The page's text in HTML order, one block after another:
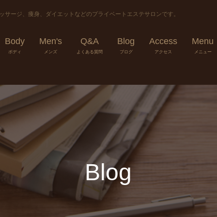
ージ、痩身、ダイエットなどのプライベートエステサロンです。
Body
ボディ
Men's
メンズ
Q&A
よくある質問
Blog
ブログ
Access
アクセス
Menu
メニュー
Blog